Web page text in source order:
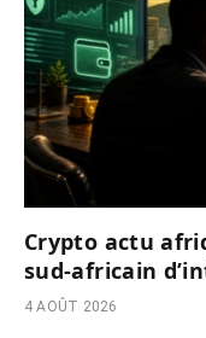
Crypto actu
sud-africain
4 AOÛT 2026